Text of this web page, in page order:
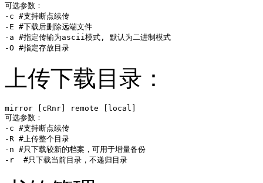
可选参数：
-c #支持断点续传
-E #下载后删除远端文件
-a #指定传输为ascii模式, 默认为二进制模式
-O #指定存放目录
上传下载目录：
mirror [cRnr] remote [local]
可选参数：
-c #支持断点续传
-R #上传整个目录
-n #只下载较新的档案，可用于增量备份
-r  #只下载当前目录，不递归目录